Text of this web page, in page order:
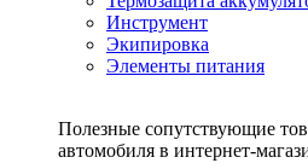
Инструмент
Экипировка
Элементы питания
Полезные сопутствующие
автомобиля в интернет-